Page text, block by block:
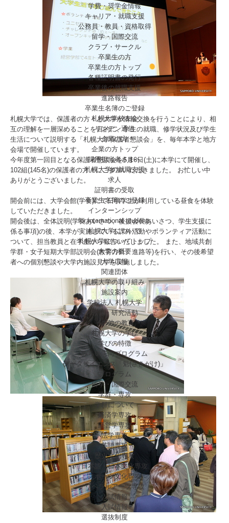
学費・奨学金情報
キャリア・就職支援
公務員・教員・資格取得
留学・国際交流
クラブ・サークル
卒業生の方
卒業生の方トップ
各種証明書の発行
卒業後の就職支援
進路報告
卒業生名簿のご登録
札幌大学校友会
リンデン通信
企業の方
企業の方トップ
採用担当者さまへ
札幌大学の就職支援
求人
証明書の受取
卒業生名簿のご登録
インターンシップ
for internationalstudents
札幌大学について
札幌大学についてトップ
大学の概要
大学広報
関連団体
札幌大学の取り組み
施設案内
学校法人 札幌大学
教育・研究活動
その他の教育
札幌大学の学び
学びの特徴
みらい志向プログラム
データサイエンス「魁(さきがけ)」
プログラム
留学・国際交流
学群・専攻
学群について
経済学専攻
経営学専攻
法学専攻
英語専攻
歴史文化専攻
日本語・日本文化専攻
スポーツ文化専攻
リベラルアーツ専攻
入試情報
入試情報
選抜制度
札幌大学では、保護者の方々と大学が情報交換を行うことにより、相
互の理解を一層深めることを目的に、学生の就職、修学状況及び学生
生活について説明する「札幌大学保護者懇談会」を、毎年本学と地方
会場で開催しています。
今年度第一回目となる保護者懇談会を6月6日(土)に本学にて開催し、
102組(145名)の保護者の方々にご参加いただきました。 お忙しい中
ありがとうございました。
開会前には、大学会館(学食)にて日頃学生が利用している昼食を体験
していただきました。
開会後は、全体説明(学長あいさつ、後援会長あいさつ、学生支援に
係る事項)の後、本学が実施している課外活動やボランティア活動に
ついて、担当教員と在学生から報告いたしました。 また、地域共創
学群・女子短期大学部説明会(教育方針、進路等)を行い、その後希望
者への個別懇談や大学内施設見学を実施しました。